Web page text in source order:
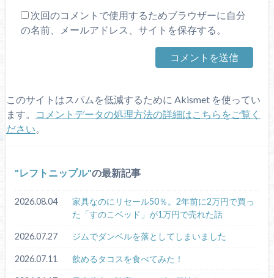
次回のコメントで使用するためブラウザーに自分
の名前、メールアドレス、サイトを保存する。
このサイトはスパムを低減するために Akismet を使ってい
ます。
コメントデータの処理方法の詳細はこちらをご覧く
ださい。
レフトニップル の最新記事
2026.08.04
家具なのにリセール50％。2年前に2万円で買っ
た「すのこベッド」が1万円で売れた話
2026.07.27 ジムでダンベルを落としてしまいました
2026.07.11 飲めるタコスを食べてみた！